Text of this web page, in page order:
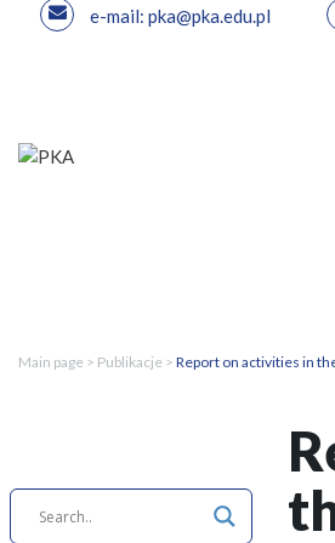
e-mail: pka@pka.edu.pl
Main page > Publikacje > Report on activities in